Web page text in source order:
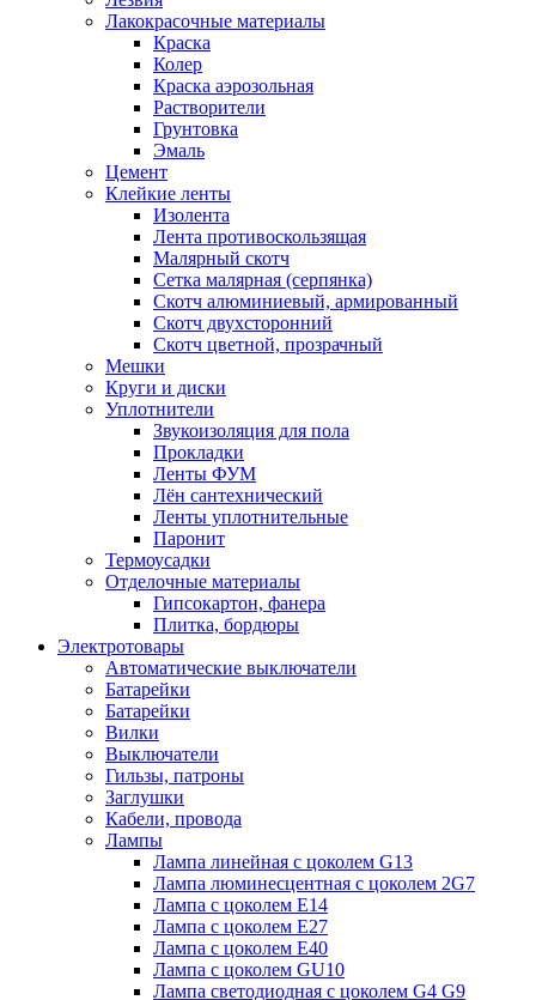
Лакокрасочные материалы
Краска
Колер
Краска аэрозольная
Растворители
Грунтовка
Эмаль
Цемент
Клейкие ленты
Изолента
Лента противоскользящая
Малярный скотч
Сетка малярная (серпянка)
Скотч алюминиевый, армированный
Скотч двухсторонний
Скотч цветной, прозрачный
Мешки
Круги и диски
Уплотнители
Звукоизоляция для пола
Прокладки
Ленты ФУМ
Лён сантехнический
Ленты уплотнительные
Паронит
Термоусадки
Отделочные материалы
Гипсокартон, фанера
Плитка, бордюры
Электротовары
Автоматические выключатели
Батарейки
Батарейки
Вилки
Выключатели
Гильзы, патроны
Заглушки
Кабели, провода
Лампы
Лампа линейная с цоколем G13
Лампа люминесцентная с цоколем 2G7
Лампа с цоколем E14
Лампа с цоколем E27
Лампа с цоколем E40
Лампа с цоколем GU10
Лампа светодиодная с цоколем G4 G9